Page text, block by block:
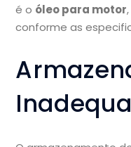
é o óleo para motor
conforme as